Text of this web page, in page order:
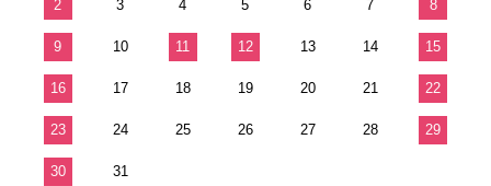
2 3 4 5 6 7 8
9 10 11 12 13 14 15
16 17 18 19 20 21 22
23 24 25 26 27 28 29
30 31